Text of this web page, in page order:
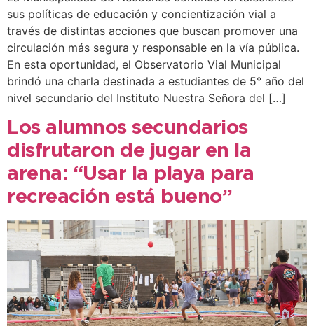
sus políticas de educación y concientización vial a
través de distintas acciones que buscan promover una
circulación más segura y responsable en la vía pública.
En esta oportunidad, el Observatorio Vial Municipal
brindó una charla destinada a estudiantes de 5° año del
nivel secundario del Instituto Nuestra Señora del […]
Los alumnos secundarios
disfrutaron de jugar en la
arena: “Usar la playa para
recreación está bueno”